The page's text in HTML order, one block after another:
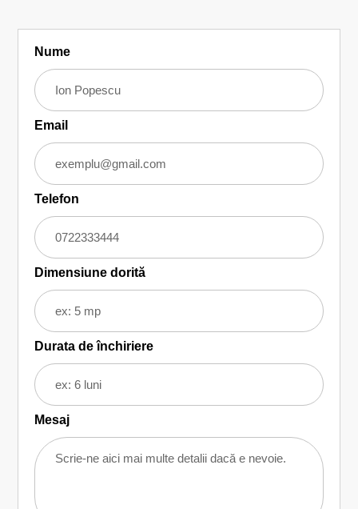
Nume
Email
Telefon
Dimensiune dorită
Durata de închiriere
Mesaj